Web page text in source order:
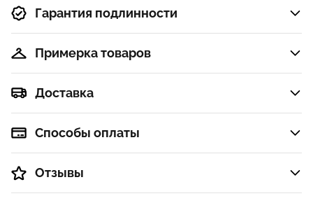
Гарантия подлинности
Примерка товаров
Доставка
Способы оплаты
Отзывы